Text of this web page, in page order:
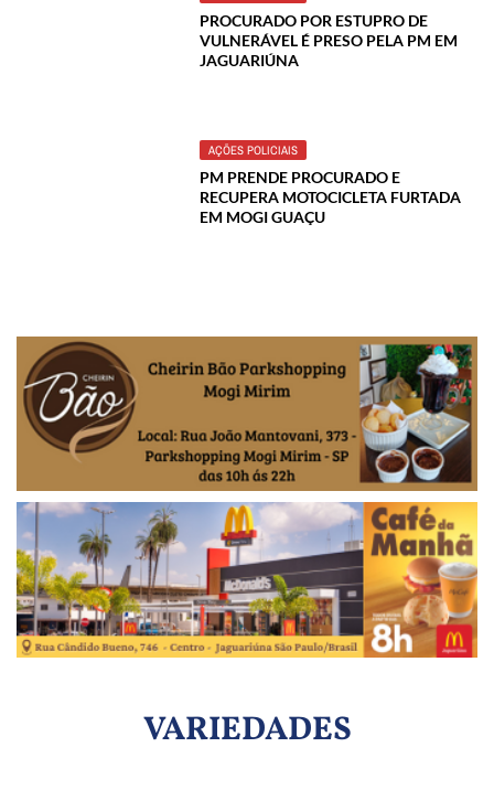
PROCURADO POR ESTUPRO DE
VULNERÁVEL É PRESO PELA PM EM
JAGUARIÚNA
AÇÕES POLICIAIS
PM PRENDE PROCURADO E
RECUPERA MOTOCICLETA FURTADA
EM MOGI GUAÇU
VARIEDADES